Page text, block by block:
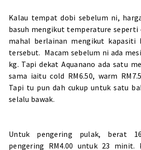
Kalau tempat dobi sebelum ni,
basuh mengikut temperature seperti
mahal berlainan mengikut kapasiti
tersebut. Macam sebelum ni ada
kg. Tapi dekat Aquanano ada satu
sama iaitu cold RM6.50, warm
Tapi tu pun dah cukup untuk satu
selalu bawak.
Untuk pengering pulak, berat
pengering RM4.00 untuk 23 minit.